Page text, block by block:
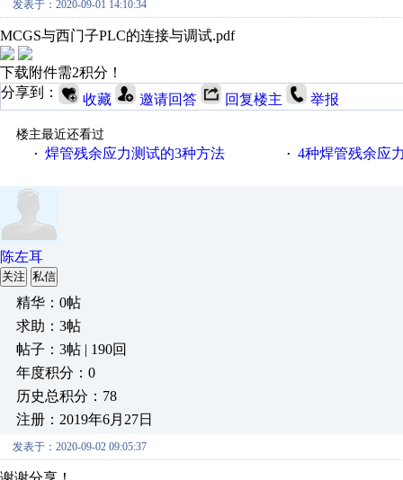
发表于：2020-09-01 14:10:34
MCGS与西门子PLC的连接与调试.pdf
下载附件需2积分！
分享到：
收藏 邀请回答 回复楼主 举报
楼主最近还看过
· 焊管残余应力测试的3种方法 · 4种焊管残余应
陈左耳
关注 私信
精华：0帖
求助：3帖
帖子：3帖 | 190回
年度积分：0
历史总积分：78
注册：2019年6月27日
发表于：2020-09-02 09:05:37